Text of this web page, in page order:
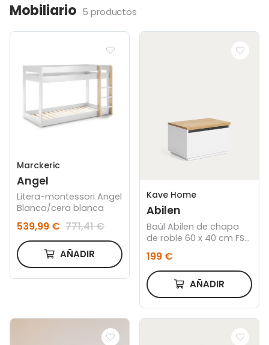
Mobiliario 5 productos
Marckeric
Angel
Litera-montessori Angel
Blanco/cera blanca
539,99 € 771,41 €
AÑADIR
Kave Home
Abilen
Baúl Abilen de chapa
de roble 60 x 40 cm FSC
199 €
AÑADIR